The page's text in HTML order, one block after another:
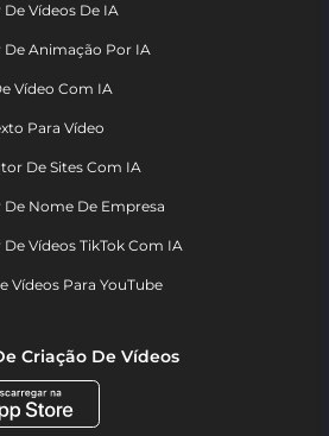
De Vídeos De IA
De Animação Por IA
Vídeo Com IA
Para Vídeo
De Sites Com IA
De Nome De Empresa
De Vídeos TikTok Com IA
Vídeos Para YouTube
Criação De Vídeos